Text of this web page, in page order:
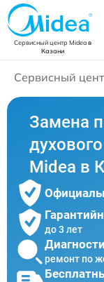
Сервисный центр Mideaв
Казани
Сервисный
Замена
Midea в
до 3 лет
ремонт по